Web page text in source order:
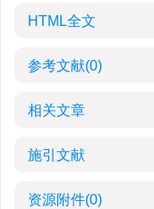
HTML全文
参考文献(0)
相关文章
施引文献
资源附件(0)